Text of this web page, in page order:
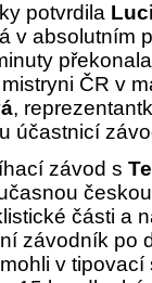
potvrdila
v absolutním
mistryni ČR v
,
účastnicí
závod s
části a
závodník po
v